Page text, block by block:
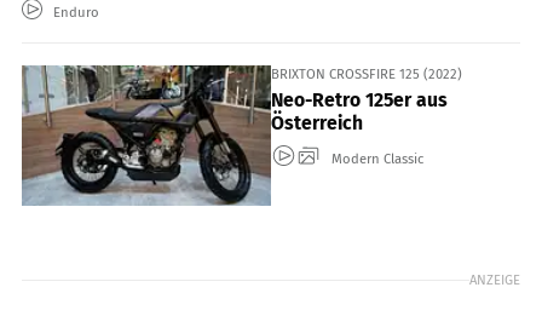
Enduro
BRIXTON CROSSFIRE 125 (2022)
Neo-Retro 125er aus
Österreich
Modern Classic
ANZEIGE